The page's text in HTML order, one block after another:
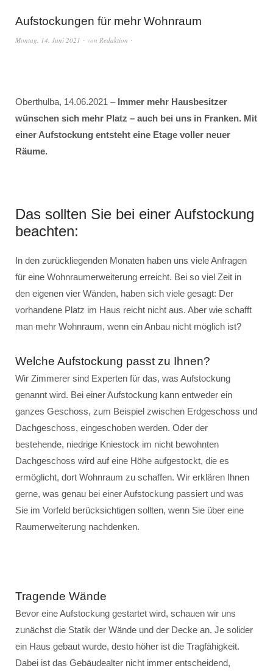
Aufstockungen für mehr Wohnraum
Montag, 14. Juni 2021 von Redaktion
Oberthulba, 14.06.2021 – Immer mehr Hausbesitzer
wünschen sich mehr Platz – auch bei uns in Franken. Mit
einer Aufstockung entsteht eine Etage voller neuer
Räume.
Das sollten Sie bei einer Aufstockung
beachten:
In den zurückliegenden Monaten haben uns viele Anfragen
für eine Wohnraumerweiterung erreicht. Bei so viel Zeit in
den eigenen vier Wänden, haben sich viele gesagt: Der
vorhandene Platz im Haus reicht nicht aus. Aber wie schafft
man mehr Wohnraum, wenn ein Anbau nicht möglich ist?
Welche Aufstockung passt zu Ihnen?
Wir Zimmerer sind Experten für das, was Aufstockung
genannt wird. Bei einer Aufstockung kann entweder ein
ganzes Geschoss, zum Beispiel zwischen Erdgeschoss und
Dachgeschoss, eingeschoben werden. Oder der
bestehende, niedrige Kniestock im nicht bewohnten
Dachgeschoss wird auf eine Höhe aufgestockt, die es
ermöglicht, dort Wohnraum zu schaffen. Wir erklären Ihnen
gerne, was genau bei einer Aufstockung passiert und was
Sie im Vorfeld berücksichtigen sollten, wenn Sie über eine
Raumerweiterung nachdenken.
Tragende Wände
Bevor eine Aufstockung gestartet wird, schauen wir uns
zunächst die Statik der Wände und der Decke an. Je solider
ein Haus gebaut wurde, desto höher ist die Tragfähigkeit.
Dabei ist das Gebäudealter nicht immer entscheidend,